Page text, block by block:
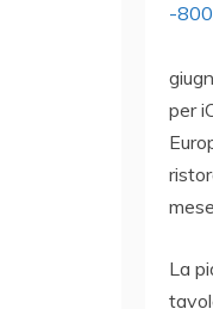
per
La